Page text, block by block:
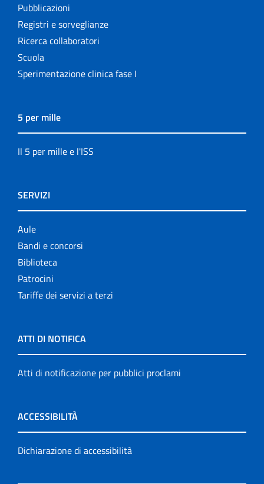
Pubblicazioni
Registri e sorveglianze
Ricerca collaboratori
Scuola
Sperimentazione clinica fase I
5 per mille
Il 5 per mille e l'ISS
SERVIZI
Aule
Bandi e concorsi
Biblioteca
Patrocini
Tariffe dei servizi a terzi
ATTI DI NOTIFICA
Atti di notificazione per pubblici proclami
ACCESSIBILITÀ
Dichiarazione di accessibilità